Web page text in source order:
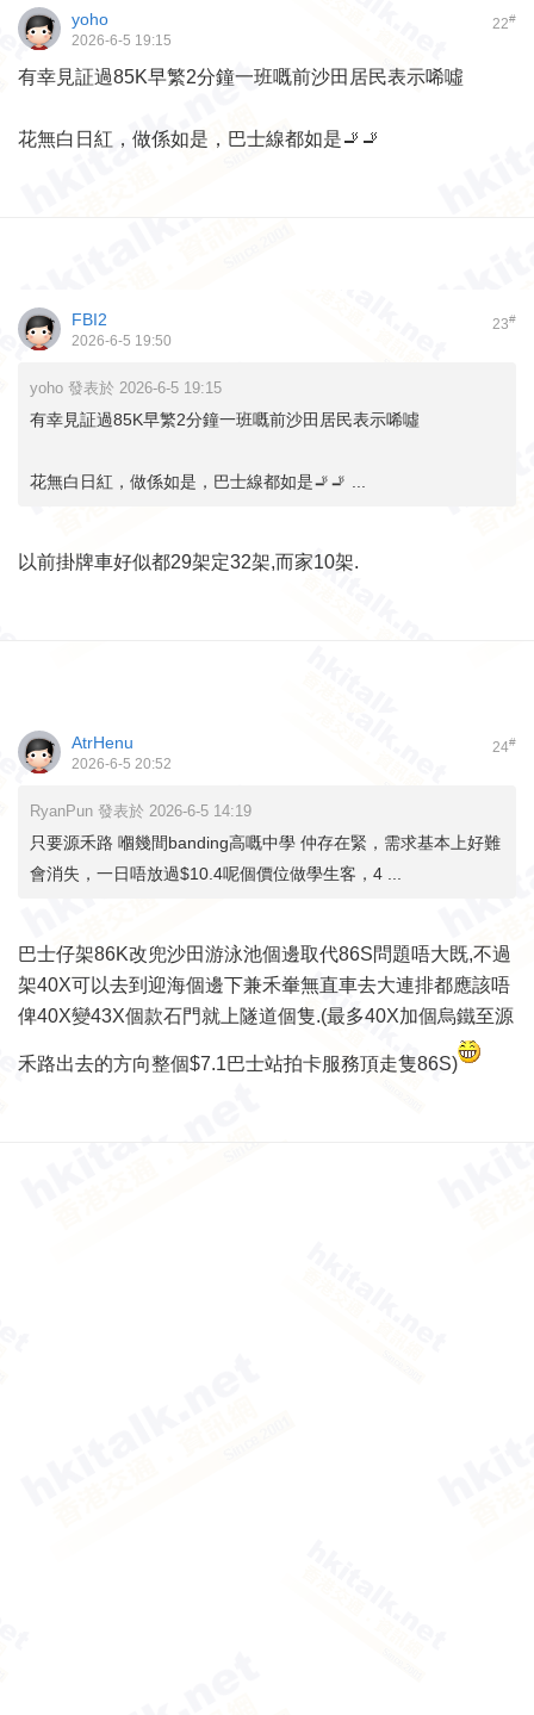
22#
yoho
2026-6-5 19:15
有幸見証過85K早繁2分鐘一班嘅前沙田居民表示唏噓
花無白日紅，做係如是，巴士線都如是🚬🚬
23#
FBI2
2026-6-5 19:50
yoho 發表於 2026-6-5 19:15
有幸見証過85K早繁2分鐘一班嘅前沙田居民表示唏噓
花無白日紅，做係如是，巴士線都如是🚬🚬 ...
以前掛牌車好似都29架定32架,而家10架.
24#
AtrHenu
2026-6-5 20:52
RyanPun 發表於 2026-6-5 14:19
只要源禾路 嗰幾間banding高嘅中學 仲存在緊，需求基本上好難
會消失，一日唔放過$10.4呢個價位做學生客，4 ...
巴士仔架86K改兜沙田游泳池個邊取代86S問題唔大既,不過
架40X可以去到迎海個邊下兼禾輋無直車去大連排都應該唔
俾40X變43X個款石門就上隧道個隻.(最多40X加個烏鐵至源
禾路出去的方向整個$7.1巴士站拍卡服務頂走隻86S)